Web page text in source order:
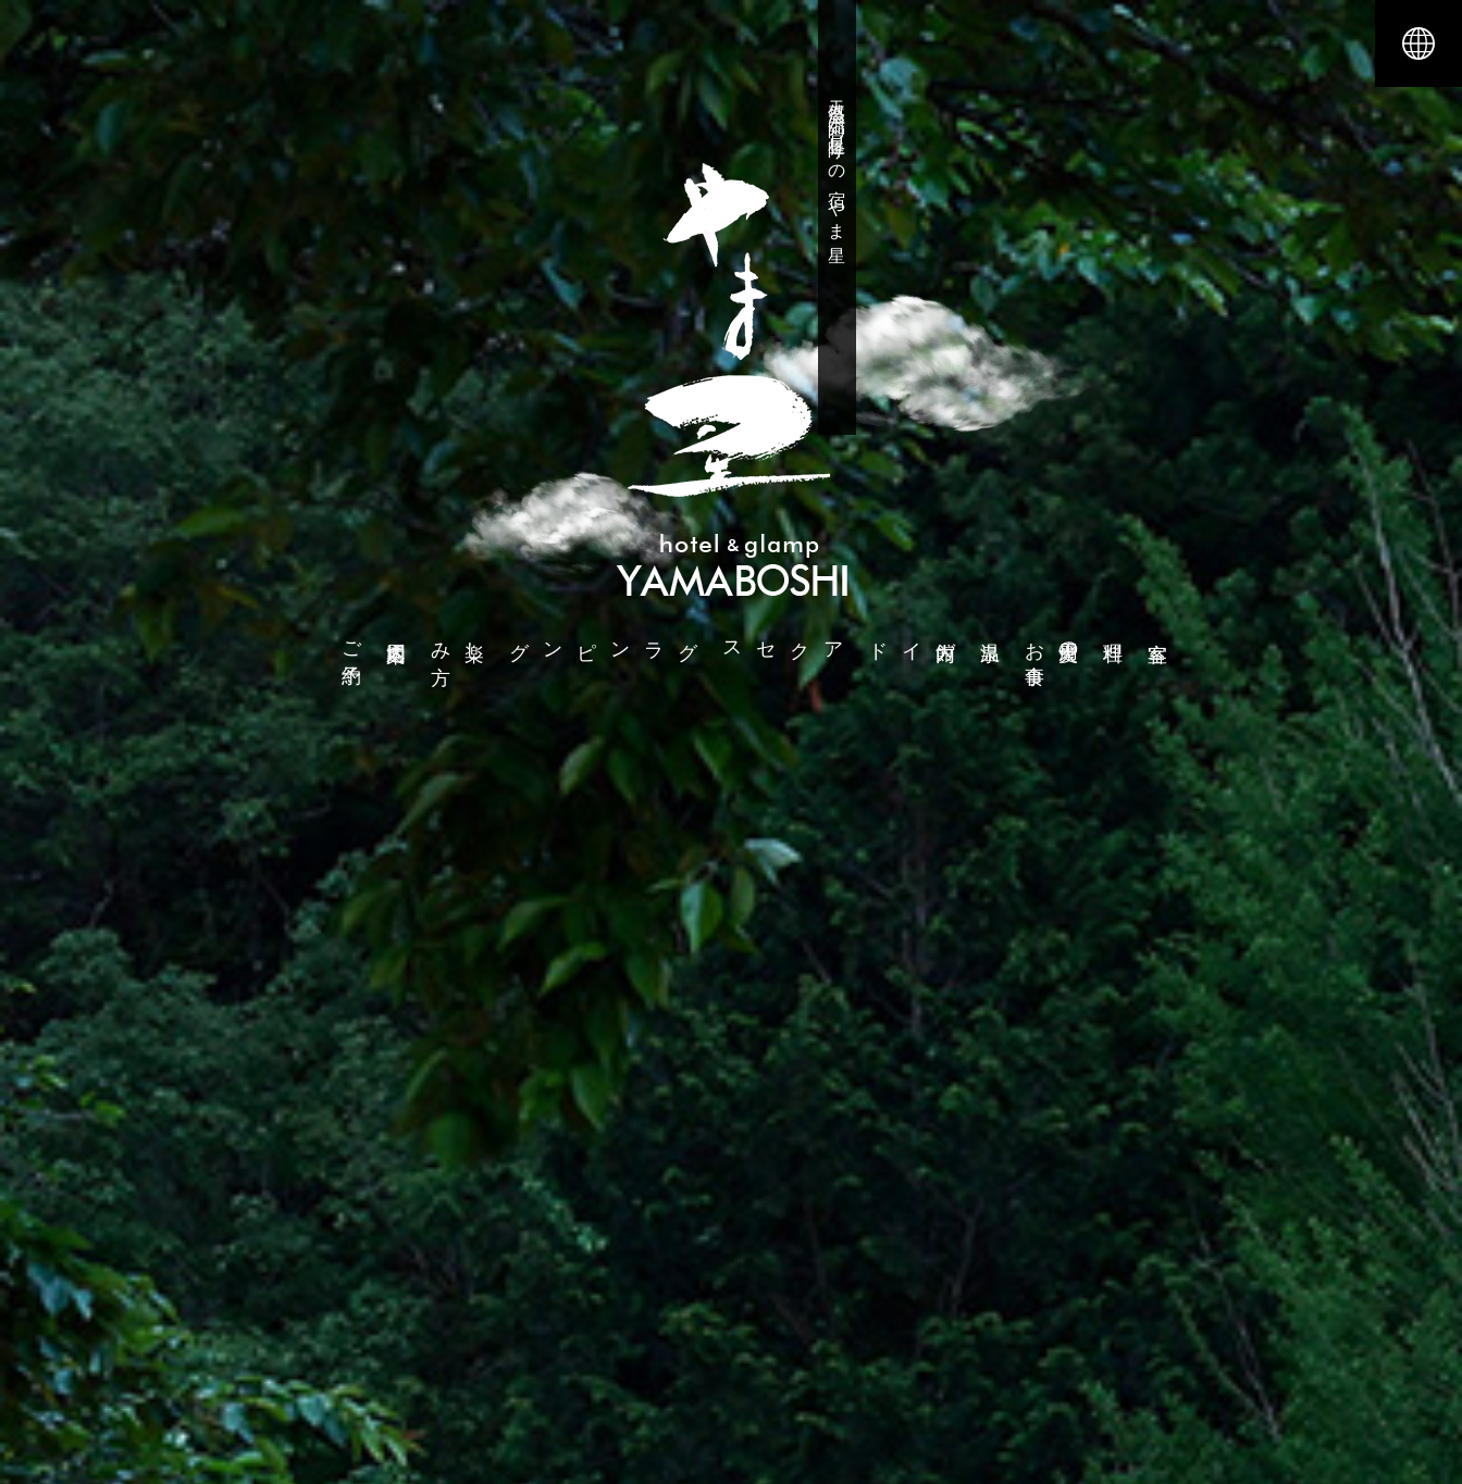
天然温泉 阿智 星降りの宿 やま星
愛犬用のお
食事
館内ガイド
アクセス
グランピング
楽しみ
方
ご予約